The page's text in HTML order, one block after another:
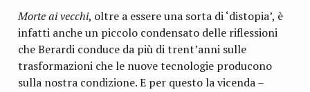
Morte ai vecchi, oltre a essere una sorta di ‘distopia’, è
infatti anche un piccolo condensato delle riflessioni
che Berardi conduce da più di trent’anni sulle
trasformazioni che le nuove tecnologie producono
sulla nostra condizione. E per questo la vicenda –